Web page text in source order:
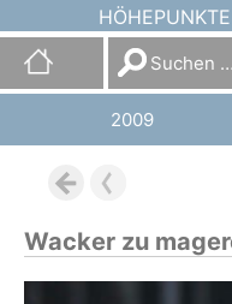
Suchen
nach:
2009
Wacker zu